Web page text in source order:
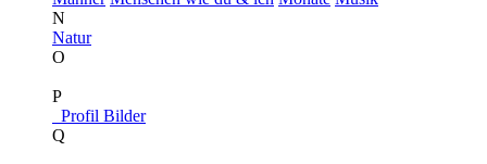
N
Natur
O
P
Profil Bilder
Q